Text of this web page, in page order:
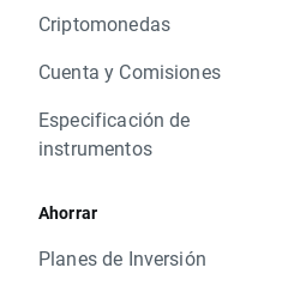
Criptomonedas
Cuenta y Comisiones
Especificación de
instrumentos
Ahorrar
Planes de Inversión